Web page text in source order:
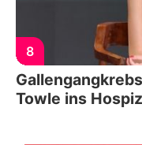
8
Towle ins